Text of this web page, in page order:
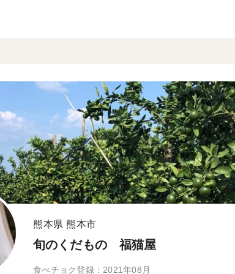
熊本県 熊本市
旬のくだもの 福猫屋
食べチョク登録：2021年08月